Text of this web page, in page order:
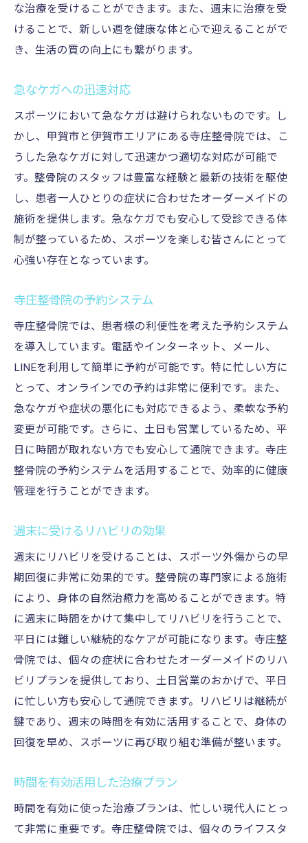
な治療を受けることができます。また、週末に治療を受
けることで、新しい週を健康な体と心で迎えることがで
き、生活の質の向上にも繋がります。
急なケガへの迅速対応
スポーツにおいて急なケガは避けられないものです。し
かし、甲賀市と伊賀市エリアにある寺庄整骨院では、こ
うした急なケガに対して迅速かつ適切な対応が可能で
す。整骨院のスタッフは豊富な経験と最新の技術を駆使
し、患者一人ひとりの症状に合わせたオーダーメイドの
施術を提供します。急なケガでも安心して受診できる体
制が整っているため、スポーツを楽しむ皆さんにとって
心強い存在となっています。
寺庄整骨院の予約システム
寺庄整骨院では、患者様の利便性を考えた予約システム
を導入しています。電話やインターネット、メール、
LINEを利用して簡単に予約が可能です。特に忙しい方に
とって、オンラインでの予約は非常に便利です。また、
急なケガや症状の悪化にも対応できるよう、柔軟な予約
変更が可能です。さらに、土日も営業しているため、平
日に時間が取れない方でも安心して通院できます。寺庄
整骨院の予約システムを活用することで、効率的に健康
管理を行うことができます。
週末に受けるリハビリの効果
週末にリハビリを受けることは、スポーツ外傷からの早
期回復に非常に効果的です。整骨院の専門家による施術
により、身体の自然治癒力を高めることができます。特
に週末に時間をかけて集中してリハビリを行うことで、
平日には難しい継続的なケアが可能になります。寺庄整
骨院では、個々の症状に合わせたオーダーメイドのリハ
ビリプランを提供しており、土日営業のおかげで、平日
に忙しい方も安心して通院できます。リハビリは継続が
鍵であり、週末の時間を有効に活用することで、身体の
回復を早め、スポーツに再び取り組む準備が整います。
時間を有効活用した治療プラン
時間を有効に使った治療プランは、忙しい現代人にとっ
て非常に重要です。寺庄整骨院では、個々のライフスタ